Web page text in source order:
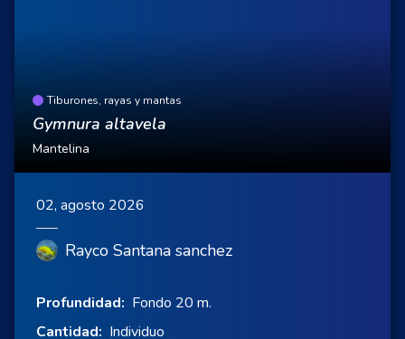
Tiburones, rayas y mantas
Gymnura altavela
Mantelina
02, agosto 2026
Rayco Santana sanchez
Profundidad: Fondo 20 m.
Cantidad: Individuo